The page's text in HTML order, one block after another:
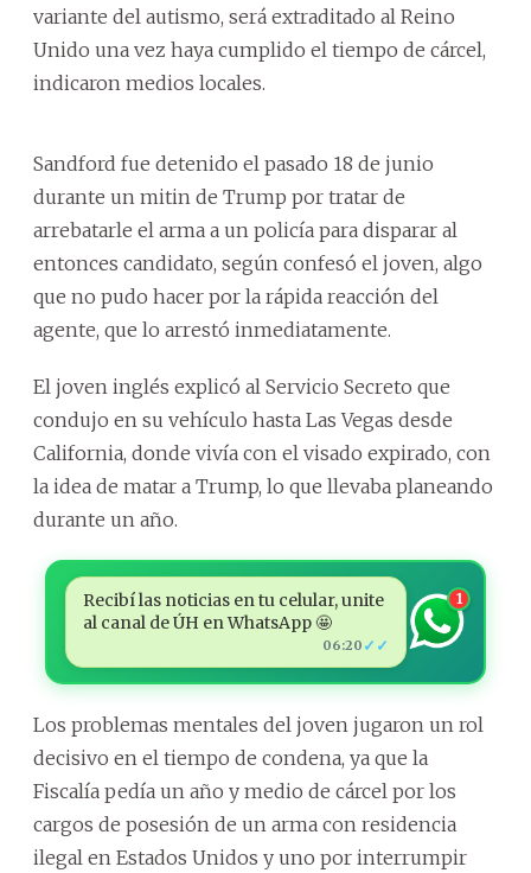
variante del autismo, será extraditado al Reino
Unido una vez haya cumplido el tiempo de cárcel,
indicaron medios locales.
Sandford fue detenido el pasado 18 de junio
durante un mitin de Trump por tratar de
arrebatarle el arma a un policía para disparar al
entonces candidato, según confesó el joven, algo
que no pudo hacer por la rápida reacción del
agente, que lo arrestó inmediatamente.
El joven inglés explicó al Servicio Secreto que
condujo en su vehículo hasta Las Vegas desde
California, donde vivía con el visado expirado, con
la idea de matar a Trump, lo que llevaba planeando
durante un año.
Recibí las noticias en tu celular, unite
al canal de ÚH en WhatsApp 🤩
06:20 ✓✓
1
Los problemas mentales del joven jugaron un rol
decisivo en el tiempo de condena, ya que la
Fiscalía pedía un año y medio de cárcel por los
cargos de posesión de un arma con residencia
ilegal en Estados Unidos y uno por interrumpir